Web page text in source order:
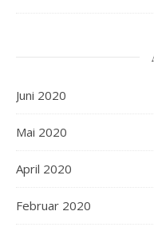
Juni 2020
Mai 2020
April 2020
Februar 2020